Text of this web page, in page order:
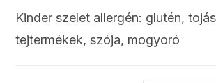
Kinder szelet allergén: glutén,
tejtermékek, szója, mogyoró